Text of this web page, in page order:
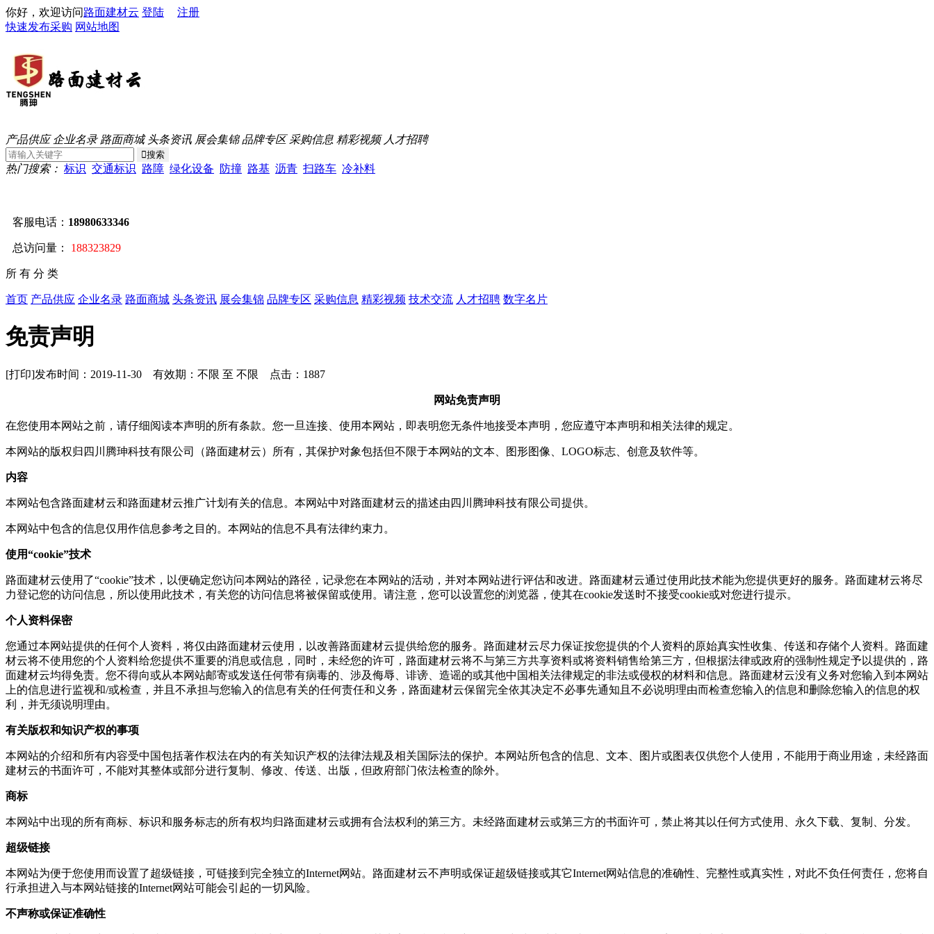
你好，欢迎访问路面建材云 登陆
注册
快速发布采购 网站地图
产品供应 企业名录 路面商城 头条资讯 展会集锦 品牌专区 采购信息 精彩视频 人才招聘
热门搜索： 标识 交通标识 路障 绿化设备 防撞 路基 沥青 扫路车 冷补料
客服电话： 18980633346
总访问量： 188323829
所 有 分 类
首页 产品供应 企业名录 路面商城 头条资讯 展会集锦 品牌专区 采购信息 精彩视频 技术交流 人才招聘 数字名片
免责声明
[打印]发布时间：2019-11-30 有效期：不限 至 不限 点击： 1887
网站免责声明
在您使用本网站之前，请仔细阅读本声明的所有条款。您一旦连接、使用本网站，即表明您无条件地接受本声明，您应遵守本声明和相关法律的规定。
本网站的版权归四川腾珅科技有限公司（路面建材云）所有，其保护对象包括但不限于本网站的文本、图形图像、 LOGO标志、创意及软件等。
内容
本网站包含路面建材云和路面建材云推广计划有关的信息。本网站中对路面建材云的描述由四川腾珅科技有限公司提供。
本网站中包含的信息仅用作信息参考之目的。本网站的信息不具有法律约束力。
使用“cookie”技术
路面建材云使用了“cookie”技术，以便确定您访问本网站的路径，记录您在本网站的活动，并对本网站进行评估和改进。路面建材云通过使用此技术能为您提供更好的服务。路面建材云将尽
力登记您的访问信息，所以使用此技术，有关您的访问信息将被保留或使用。请注意，您可以设置您的浏览器，使其在cookie发送时不接受cookie或对您进行提示。
个人资料保密
您通过本网站提供的任何个人资料，将仅由路面建材云使用，以改善路面建材云提供给您的服务。路面建材云尽力保证按您提供的个人资料的原始真实性收集、传送和存储个人资料。路面建
材云将不使用您的个人资料给您提供不重要的消息或信息，同时，未经您的许可，路面建材云将不与第三方共享资料或将资料销售给第三方，但根据法律或政府的强制性规定予以提供的，路
面建材云均得免责。您不得向或从本网站邮寄或发送任何带有病毒的、涉及侮辱、诽谤、造谣的或其他中国相关法律规定的非法或侵权的材料和信息。路面建材云没有义务对您输入到本网站
上的信息进行监视和/或检查，并且不承担与您输入的信息有关的任何责任和义务，路面建材云保留完全依其决定不必事先通知且不必说明理由而检查您输入的信息和删除您输入的信息的权
利，并无须说明理由。
有关版权和知识产权的事项
本网站的介绍和所有内容受中国包括著作权法在内的有关知识产权的法律法规及相关国际法的保护。本网站所包含的信息、文本、图片或图表仅供您个人使用，不能用于商业用途，未经路面
建材云的书面许可，不能对其整体或部分进行复制、修改、传送、出版，但政府部门依法检查的除外。
商标
本网站中出现的所有商标、标识和服务标志的所有权均归路面建材云或拥有合法权利的第三方。未经路面建材云或第三方的书面许可，禁止将其以任何方式使用、永久下载、复制、分发。
超级链接
本网站为便于您使用而设置了超级链接，可链接到完全独立的Internet网站。路面建材云不声明或保证超级链接或其它Internet网站信息的准确性、完整性或真实性，对此不负任何责任，您将自
行承担进入与本网站链接的Internet网站可能会引起的一切风险。
不声称或保证准确性